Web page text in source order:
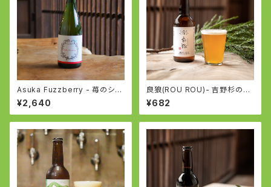
Asuka Fuzzberry - 苺のシー
ドルとビールのフュージョン - S
trawberry Cider and Beer F
usion
¥2,640
良狼(ROU ROU)- 吉野杉のペ
ールエール - English Pale Al
e
¥682